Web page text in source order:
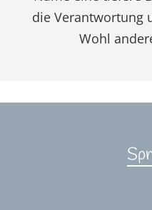
die Verantwortung
Wohl